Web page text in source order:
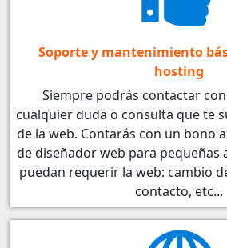
Soporte y mantenimiento
hosting
Siempre podrás contactar
cualquier duda o consulta que te
de la web. Contarás con un bono
de diseñador web para pequeñas
puedan requerir la web: cambio
contacto, etc...